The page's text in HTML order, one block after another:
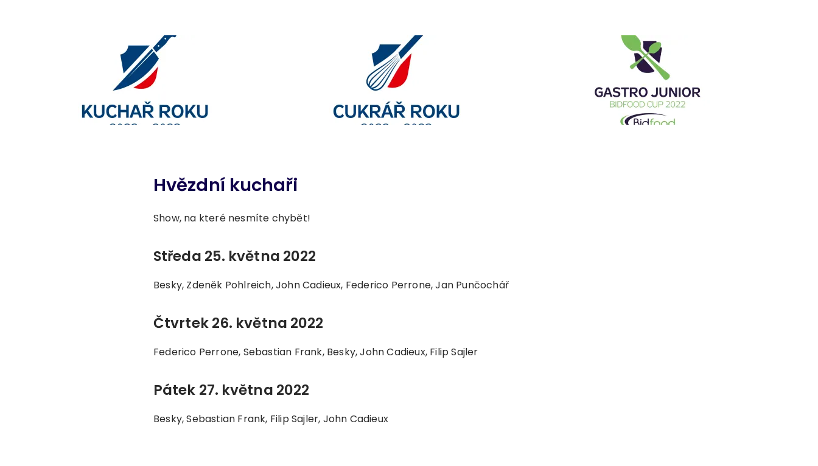
Hvězdní kuchaři
Show, na které nesmíte chybět!
Středa 25. května 2022
Besky, Zdeněk Pohlreich, John Cadieux, Federico Perrone, Jan Punčochář
Čtvrtek 26. května 2022
Federico Perrone, Sebastian Frank, Besky, John Cadieux, Filip Sajler
Pátek 27. května 2022
Besky, Sebastian Frank, Filip Sajler, John Cadieux